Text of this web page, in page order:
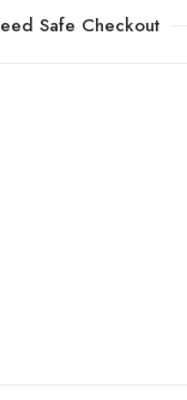
Safe Checkout